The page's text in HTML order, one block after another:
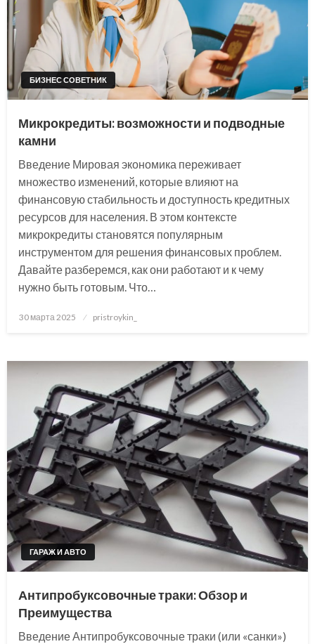
БИЗНЕС СОВЕТНИК
Микрокредиты: возможности и подводные
камни
Введение Мировая экономика переживает
множество изменений, которые влияют на
финансовую стабильность и доступность кредитных
ресурсов для населения. В этом контексте
микрокредиты становятся популярным
инструментом для решения финансовых проблем.
Давайте разберемся, как они работают и к чему
нужно быть готовым. Что…
Posted
30 марта 2025 pristroykin_
ГАРАЖ И АВТО
Антипробуксовочные траки: Обзор и
Преимущества
Введение Антипробуксовочные траки (или «санки»)